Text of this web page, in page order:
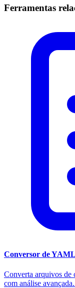
Ferramentas
Conversor de
Converta arquivos
com análise